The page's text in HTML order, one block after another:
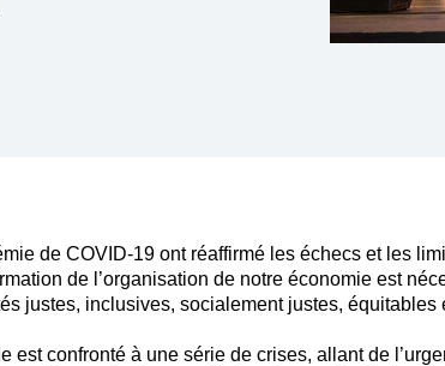
de COVID-19 ont réaffirmé les échecs et les
de l’organisation de notre économie est
justes, inclusives, socialement justes, équitables
est confronté à une série de crises, allant de